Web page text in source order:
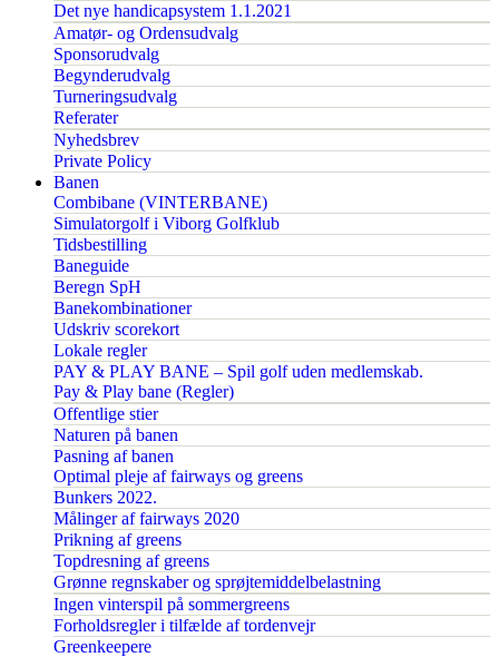
Det nye handicapsystem 1.1.2021
Amatør- og Ordensudvalg
Sponsorudvalg
Begynderudvalg
Turneringsudvalg
Referater
Nyhedsbrev
Private Policy
Banen
Combibane (VINTERBANE)
Simulatorgolf i Viborg Golfklub
Tidsbestilling
Baneguide
Beregn SpH
Banekombinationer
Udskriv scorekort
Lokale regler
PAY & PLAY BANE – Spil golf uden medlemskab.
Pay & Play bane (Regler)
Offentlige stier
Naturen på banen
Pasning af banen
Optimal pleje af fairways og greens
Bunkers 2022.
Målinger af fairways 2020
Prikning af greens
Topdresning af greens
Grønne regnskaber og sprøjtemiddelbelastning
Ingen vinterspil på sommergreens
Forholdsregler i tilfælde af tordenvejr
Greenkeepere